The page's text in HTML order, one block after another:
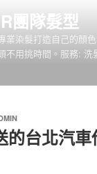
團隊髮型
業染髮打造自己的顏
不用挑時間。服務:
的台北汽